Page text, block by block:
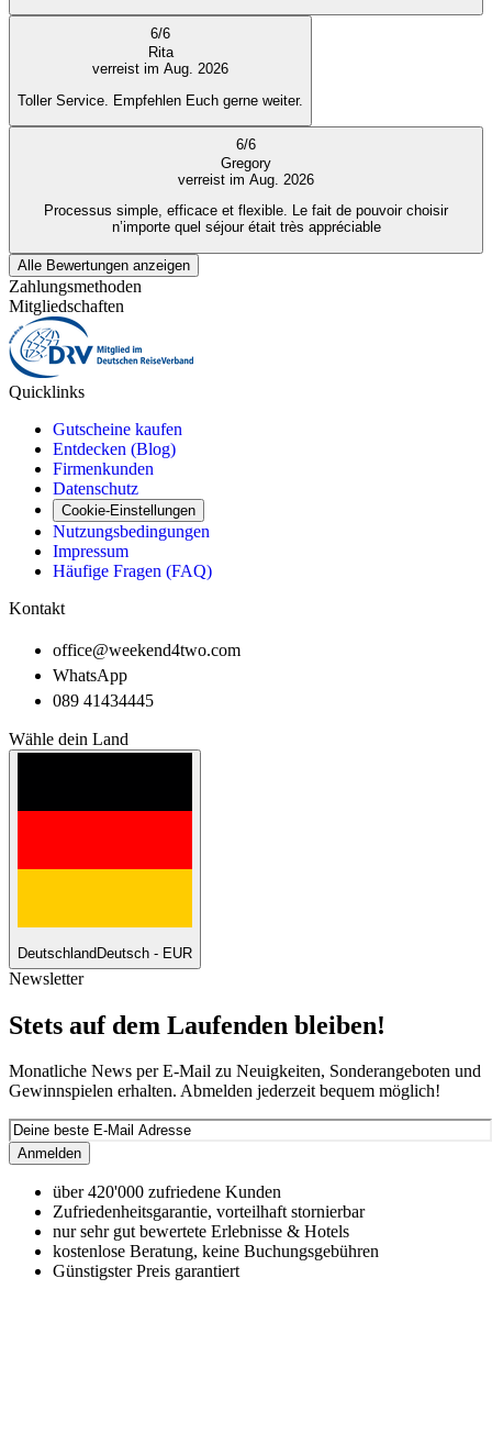
6/6
Rita
verreist im Aug. 2026
Toller Service. Empfehlen Euch gerne weiter.
6/6
Gregory
verreist im Aug. 2026
Processus simple, efficace et flexible. Le fait de pouvoir choisir
n’importe quel séjour était très appréciable
Alle Bewertungen anzeigen
Zahlungsmethoden
Mitgliedschaften
Quicklinks
Gutscheine kaufen
Entdecken (Blog)
Firmenkunden
Datenschutz
Cookie-Einstellungen
Nutzungsbedingungen
Impressum
Häufige Fragen (FAQ)
Kontakt
office@weekend4two.com
WhatsApp
089 41434445
Wähle dein Land
DeutschlandDeutsch - EUR
Newsletter
Stets auf dem Laufenden bleiben!
Monatliche News per E-Mail zu Neuigkeiten, Sonderangeboten und
Gewinnspielen erhalten. Abmelden jederzeit bequem möglich!
Anmelden
über 420'000 zufriedene Kunden
Zufriedenheitsgarantie, vorteilhaft stornierbar
nur sehr gut bewertete Erlebnisse & Hotels
kostenlose Beratung, keine Buchungsgebühren
Günstigster Preis garantiert